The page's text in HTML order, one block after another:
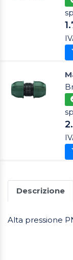
Descrizione
Alta pressione